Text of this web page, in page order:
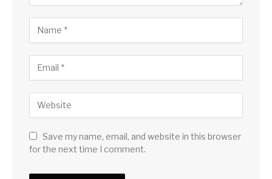
Save my name, email, and website in this browser
for the next time I comment.